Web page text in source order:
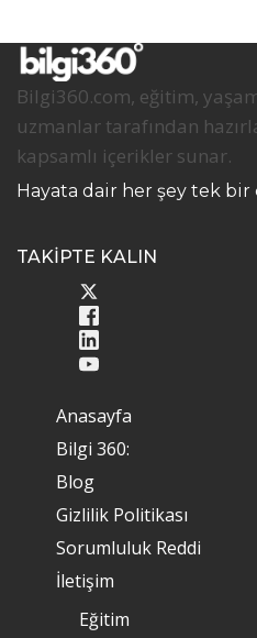
Bilgi360.com, eğitim,
uzmanlar tarafından
kapsamlı içerikler sunar.
Hayata dair her şey tek bir
TAKİPTE KALIN
Anasayfa
Bilgi 360:
Blog
Gizlilik Politikası
Sorumluluk Reddi
İletişim
Eğitim